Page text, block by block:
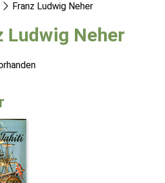
Franz Ludwig Neher
Ludwig Neher